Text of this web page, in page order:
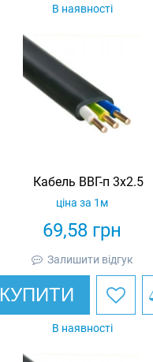
В наявності
Кабель ВВГ-п 3х2.5
69,58 грн
ціна за 1м
Залишити відгук
КУПИТИ
В наявності